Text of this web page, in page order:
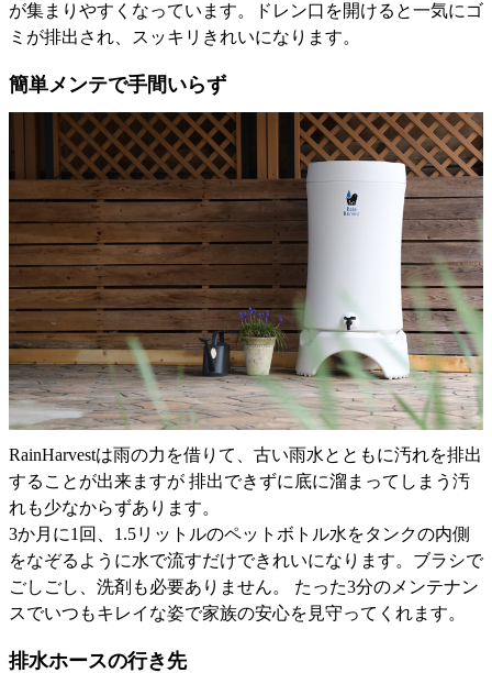
が集まりやすくなっています。ドレン口を開けると一気にゴ
ミが排出され、スッキリきれいになります。
簡単メンテで手間いらず
RainHarvestは雨の力を借りて、古い雨水とともに汚れを排出
することが出来ますが 排出できずに底に溜まってしまう汚
れも少なからずあります。
3か月に1回、1.5リットルのペットボトル水をタンクの内側
をなぞるように水で流すだけできれいになります。ブラシで
ごしごし、洗剤も必要ありません。 たった3分のメンテナン
スでいつもキレイな姿で家族の安心を見守ってくれます。
排水ホースの行き先